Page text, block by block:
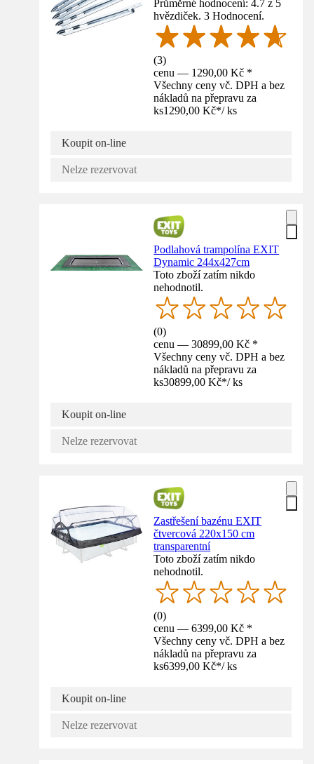
Průměrné hodnocení: 4.7 z 5
hvězdiček. 3 Hodnocení.
(3)
cenu — 1290,00 Kč *
Všechny ceny vč. DPH a bez
nákladů na přepravu za
ks1290,00 Kč*/ ks
Koupit on-line
Nelze rezervovat
Podlahová trampolína EXIT
Dynamic 244x427cm
Toto zboží zatím nikdo
nehodnotil.
(0)
cenu — 30899,00 Kč *
Všechny ceny vč. DPH a bez
nákladů na přepravu za
ks30899,00 Kč*/ ks
Koupit on-line
Nelze rezervovat
Zastřešení bazénu EXIT
čtvercová 220x150 cm
transparentní
Toto zboží zatím nikdo
nehodnotil.
(0)
cenu — 6399,00 Kč *
Všechny ceny vč. DPH a bez
nákladů na přepravu za
ks6399,00 Kč*/ ks
Koupit on-line
Nelze rezervovat